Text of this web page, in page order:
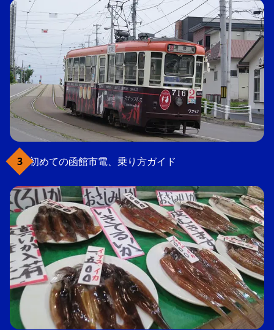
初めての函館市電、乗り方ガイド